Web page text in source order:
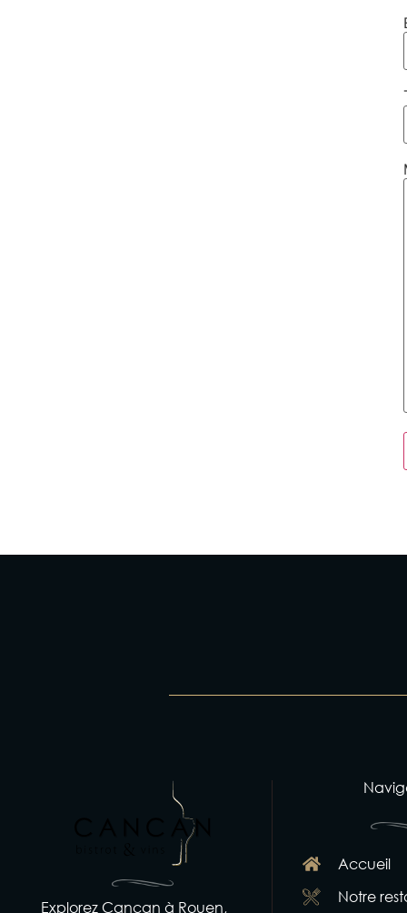
Explorez Cancan à Rouen,
Accueil
Notre